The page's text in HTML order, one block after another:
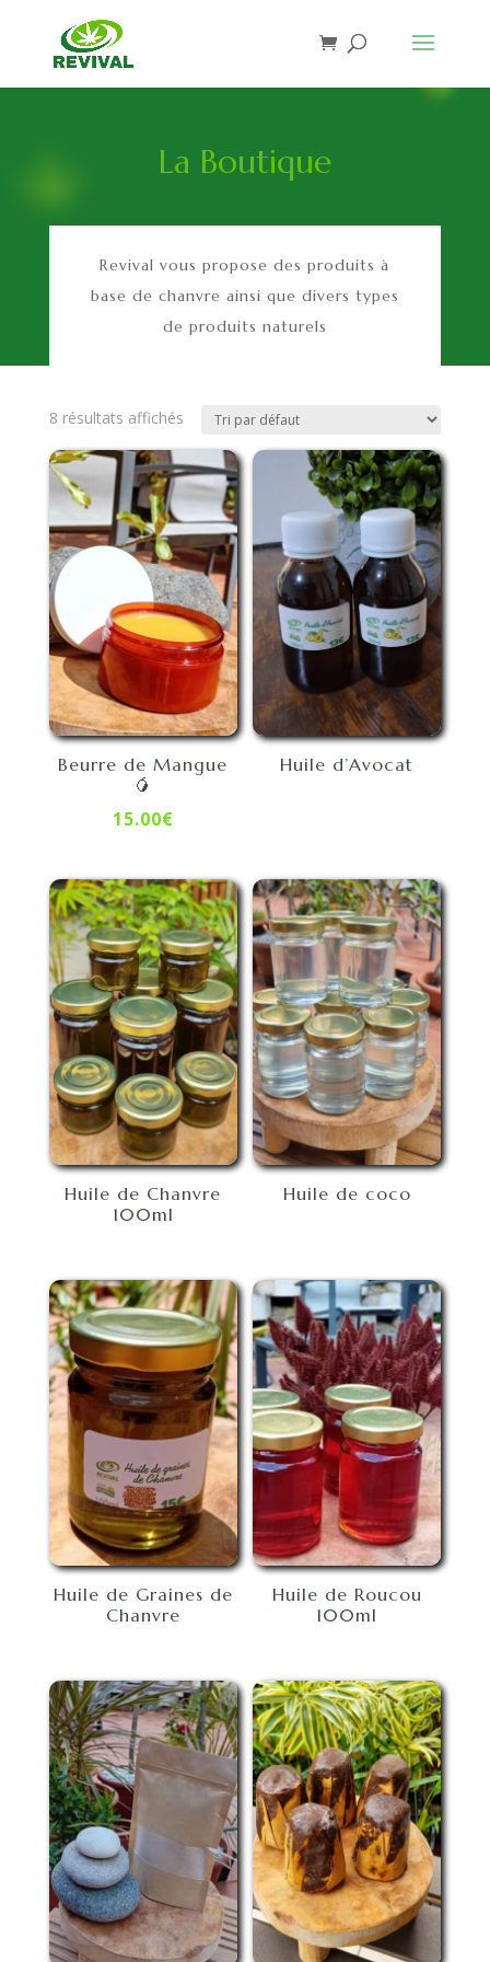
La Boutique
Revival vous propose des produits à
base de chanvre ainsi que divers types
de produits naturels
8 résultats affichés
Beurre de Mangue
🥭
15.00€
Huile d’Avocat
Huile de Chanvre
100ml
Huile de coco
Huile de Graines de
Chanvre
Huile de Roucou
100ml